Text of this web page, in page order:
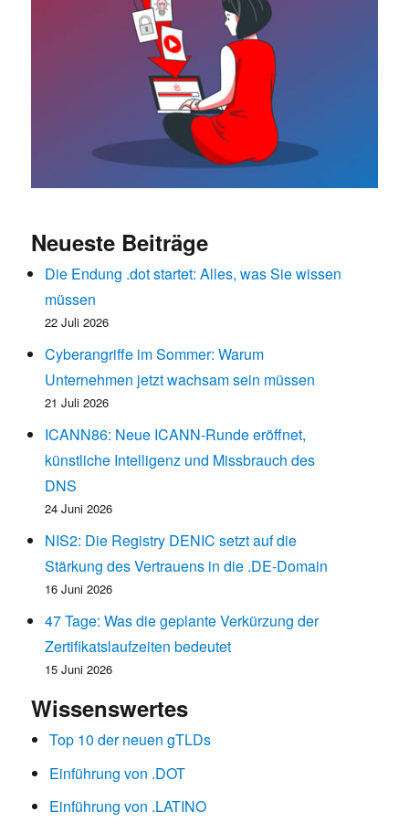
Neueste Beiträge
Die Endung .dot startet: Alles, was Sie wissen
müssen
22 Juli 2026
Cyberangriffe im Sommer: Warum
Unternehmen jetzt wachsam sein müssen
21 Juli 2026
ICANN86: Neue ICANN-Runde eröffnet,
künstliche Intelligenz und Missbrauch des
DNS
24 Juni 2026
NIS2: Die Registry DENIC setzt auf die
Stärkung des Vertrauens in die .DE-Domain
16 Juni 2026
47 Tage: Was die geplante Verkürzung der
Zertifikatslaufzeiten bedeutet
15 Juni 2026
Wissenswertes
Top 10 der neuen gTLDs
Einführung von .DOT
Einführung von .LATINO